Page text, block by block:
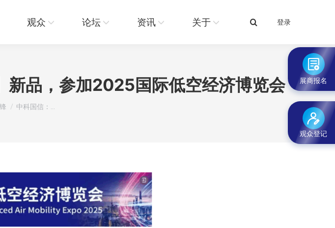
观众 论坛 资讯 关于
搜
登录
新品，参加2025国际低空经济博览会
中科国信：…
展商报名
观众登记
论坛 资讯 关于
搜